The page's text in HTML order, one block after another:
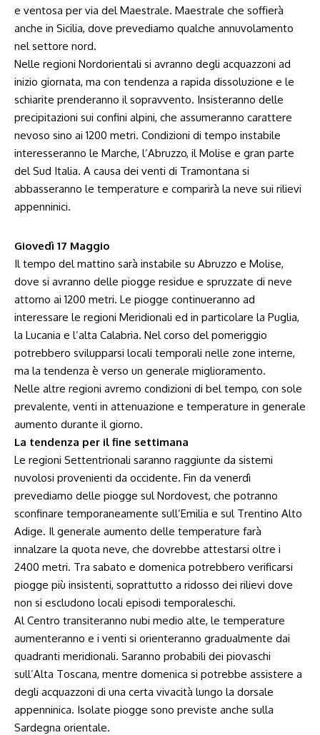
e ventosa per via del Maestrale. Maestrale che soffierà
anche in Sicilia, dove prevediamo qualche annuvolamento
nel settore nord.
Nelle regioni Nordorientali si avranno degli acquazzoni ad
inizio giornata, ma con tendenza a rapida dissoluzione e le
schiarite prenderanno il sopravvento. Insisteranno delle
precipitazioni sui confini alpini, che assumeranno carattere
nevoso sino ai 1200 metri. Condizioni di tempo instabile
interesseranno le Marche, l’Abruzzo, il Molise e gran parte
del Sud Italia. A causa dei venti di Tramontana si
abbasseranno le temperature e comparirà la neve sui rilievi
appenninici.
Giovedì 17 Maggio
Il tempo del mattino sarà instabile su Abruzzo e Molise,
dove si avranno delle piogge residue e spruzzate di neve
attorno ai 1200 metri. Le piogge continueranno ad
interessare le regioni Meridionali ed in particolare la Puglia,
la Lucania e l’alta Calabria. Nel corso del pomeriggio
potrebbero svilupparsi locali temporali nelle zone interne,
ma la tendenza è verso un generale miglioramento.
Nelle altre regioni avremo condizioni di bel tempo, con sole
prevalente, venti in attenuazione e temperature in generale
aumento durante il giorno.
La tendenza per il fine settimana
Le regioni Settentrionali saranno raggiunte da sistemi
nuvolosi provenienti da occidente. Fin da venerdì
prevediamo delle piogge sul Nordovest, che potranno
sconfinare temporaneamente sull’Emilia e sul Trentino Alto
Adige. Il generale aumento delle temperature farà
innalzare la quota neve, che dovrebbe attestarsi oltre i
2400 metri. Tra sabato e domenica potrebbero verificarsi
piogge più insistenti, soprattutto a ridosso dei rilievi dove
non si escludono locali episodi temporaleschi.
Al Centro transiteranno nubi medio alte, le temperature
aumenteranno e i venti si orienteranno gradualmente dai
quadranti meridionali. Saranno probabili dei piovaschi
sull’Alta Toscana, mentre domenica si potrebbe assistere a
degli acquazzoni di una certa vivacità lungo la dorsale
appenninica. Isolate piogge sono previste anche sulla
Sardegna orientale.